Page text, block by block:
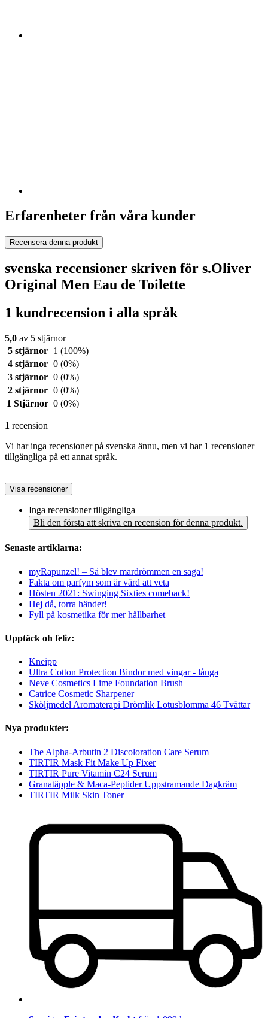
Erfarenheter från våra kunder
Recensera denna produkt
svenska recensioner skriven för s.Oliver
Original Men Eau de Toilette
1 kundrecension i alla språk
5,0 av 5 stjärnor
5 stjärnor
1 (100%)
4 stjärnor 0 (0%)
3 stjärnor 0 (0%)
2 stjärnor 0 (0%)
1 Stjärnor 0 (0%)
1 recension
Vi har inga recensioner på svenska ännu, men vi har 1 recensioner
tillgängliga på ett annat språk.
Visa recensioner
Inga recensioner tillgängliga
Bli den första att skriva en recension för denna produkt.
Senaste artiklarna:
myRapunzel! – Så blev mardrömmen en saga!
Fakta om parfym som är värd att veta
Hösten 2021: Swinging Sixties comeback!
Hej då, torra händer!
Fyll på kosmetika för mer hållbarhet
Upptäck oh feliz:
Kneipp
Ultra Cotton Protection Bindor med vingar - långa
Neve Cosmetics Lime Foundation Brush
Catrice Cosmetic Sharpener
Sköljmedel Aromaterapi Drömlik Lotusblomma 46 Tvättar
Nya produkter:
The Alpha-Arbutin 2 Discoloration Care Serum
TIRTIR Mask Fit Make Up Fixer
TIRTIR Pure Vitamin C24 Serum
Granatäpple & Maca-Peptider Uppstramande Dagkräm
TIRTIR Milk Skin Toner